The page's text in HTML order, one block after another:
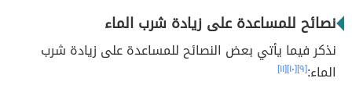
نصائح للمساعدة على زيادة شرب الماء
نذكر فيما يأتي بعض النصائح للمساعدة على زيادة شرب
الماء:[٩] [١٠] [١١]